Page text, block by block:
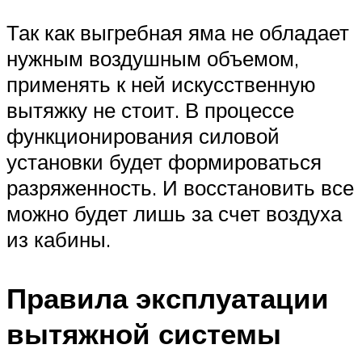
Так как выгребная яма не обладает
нужным воздушным объемом,
применять к ней искусственную
вытяжку не стоит. В процессе
функционирования силовой
установки будет формироваться
разряженность. И восстановить все
можно будет лишь за счет воздуха
из кабины.
Правила эксплуатации
вытяжной системы